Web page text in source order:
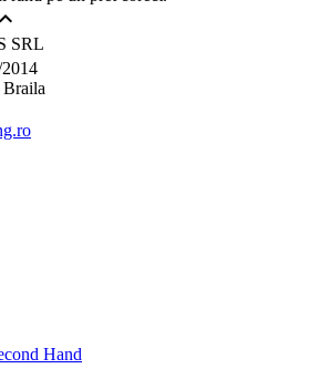

SRL
Braila
Hand